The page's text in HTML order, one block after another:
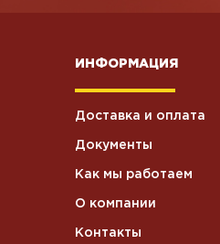
ИНФОРМАЦИЯ
Доставка и оплата
Документы
Как мы работаем
О компании
Контакты